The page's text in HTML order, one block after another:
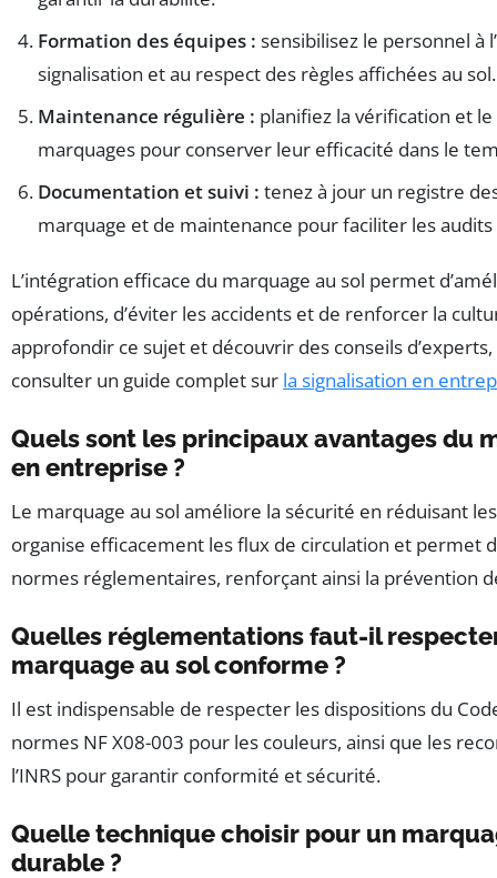
Formation des équipes : sensibilisez le personnel à
signalisation et au respect des règles affichées au sol.
Maintenance régulière : planifiez la vérification et
marquages pour conserver leur efficacité dans le
Documentation et suivi : tenez à jour un registre
marquage et de maintenance pour faciliter les
L’intégration efficace du marquage au sol permet
opérations, d’éviter les accidents et de renforcer la
approfondir ce sujet et découvrir des conseils
consulter un guide complet sur la signalisation en
Quels sont les principaux avantages du
en entreprise ?
Le marquage au sol améliore la sécurité en réduisant
organise efficacement les flux de circulation et permet
normes réglementaires, renforçant ainsi la prévention
Quelles réglementations faut-il
marquage au sol conforme ?
Il est indispensable de respecter les dispositions du
normes NF X08-003 pour les couleurs, ainsi que les
l’INRS pour garantir conformité et sécurité.
Quelle technique choisir pour un
durable ?